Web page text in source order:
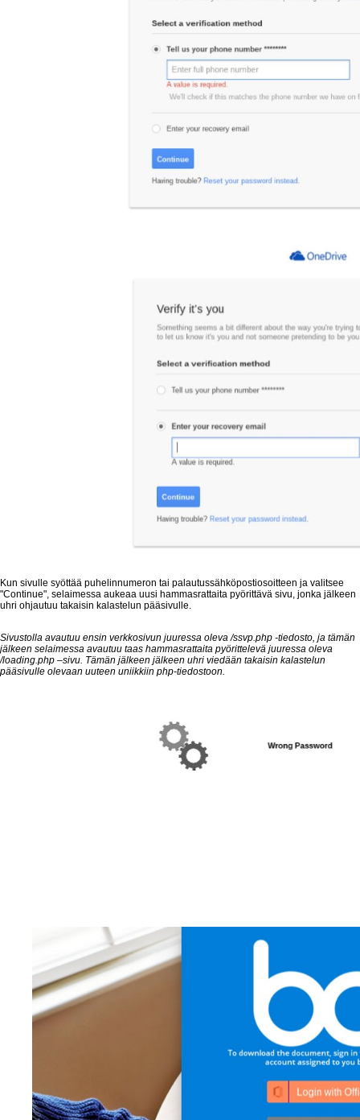
Kun sivulle syöttää puhelinnumeron tai palautussähköpostiosoitteen ja valitsee
"Continue", selaimessa aukeaa uusi hammasrattaita pyörittävä sivu, jonka jälkeen
uhri ohjautuu takaisin kalastelun pääsivulle.
Sivustolla avautuu ensin verkkosivun juuressa oleva /ssvp.php -tiedosto, ja tämän
jälkeen selaimessa avautuu taas hammasrattaita pyörittelevä juuressa oleva
/loading.php –sivu. Tämän jälkeen jälkeen uhri viedään takaisin kalastelun
pääsivulle olevaan uuteen uniikkiin php-tiedostoon.